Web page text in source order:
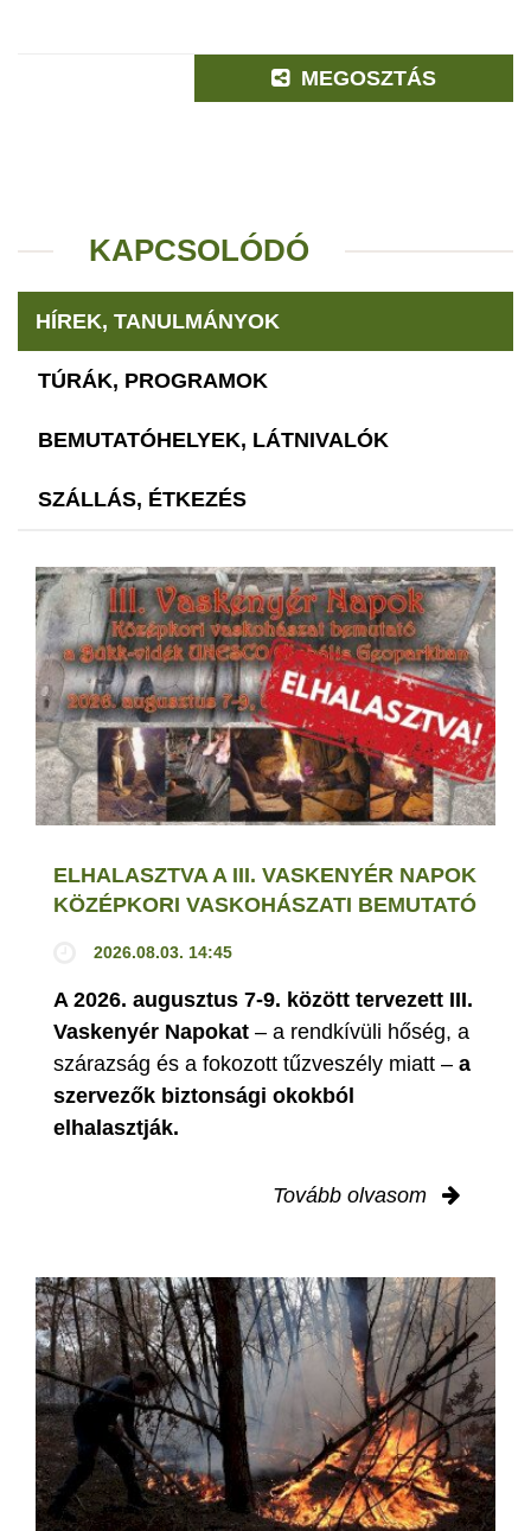
MEGOSZTÁS
KAPCSOLÓDÓ
HÍREK, TANULMÁNYOK
TÚRÁK, PROGRAMOK
BEMUTATÓHELYEK, LÁTNIVALÓK
SZÁLLÁS, ÉTKEZÉS
ELHALASZTVA A III. VASKENYÉR NAPOK
KÖZÉPKORI VASKOHÁSZATI BEMUTATÓ
2026.08.03. 14:45
A 2026. augusztus 7-9. között tervezett III.
Vaskenyér Napokat – a rendkívüli hőség, a
szárazság és a fokozott tűzveszély miatt – a
szervezők biztonsági okokból
elhalasztják.
Tovább olvasom